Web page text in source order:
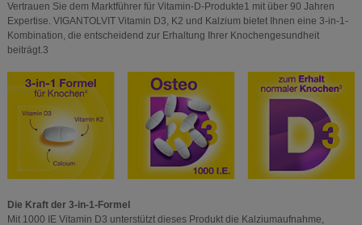
Vertrauen Sie dem Marktführer für Vitamin-D-Produkte1 mit über 90 Jahren
Expertise. VIGANTOLVIT Vitamin D3, K2 und Kalzium bietet Ihnen eine 3-in-1-
Kombination, die entscheidend zur Erhaltung Ihrer Knochengesundheit
beiträgt.3
Die Kraft der 3-in-1-Formel
Mit 1000 IE Vitamin D3 unterstützt dieses Produkt die Kalziumaufnahme,